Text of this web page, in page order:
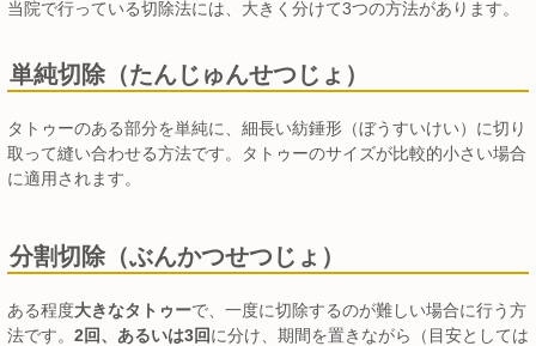
当院で行っている切除法には、大きく分けて3つの方法があります。
単純切除（たんじゅんせつじょ）
タトゥーのある部分を単純に、細長い紡錘形（ぼうすいけい）に切り
取って縫い合わせる方法です。タトゥーのサイズが比較的小さい場合
に適用されます。
分割切除（ぶんかつせつじょ）
ある程度大きなタトゥーで、一度に切除するのが難しい場合に行う方
法です。 2回、あるいは3回に分け、期間を置きながら（目安としては